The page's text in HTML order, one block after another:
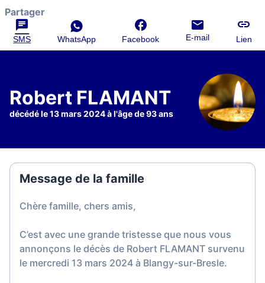
Partager
SMS WhatsApp Facebook E-mail Lien
Robert FLAMANT
décédé le 13 mars 2024 à l'âge de 93 ans
Message de la famille
Chère famille, chers amis,
C’est avec une grande tristesse que nous vous
annonçons le décès de Robert FLAMANT survenu
le mercredi 13 mars 2024 à Blangy-sur-Bresle.